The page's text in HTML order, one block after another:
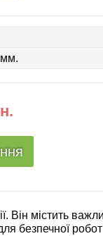
Він містить
безпечної